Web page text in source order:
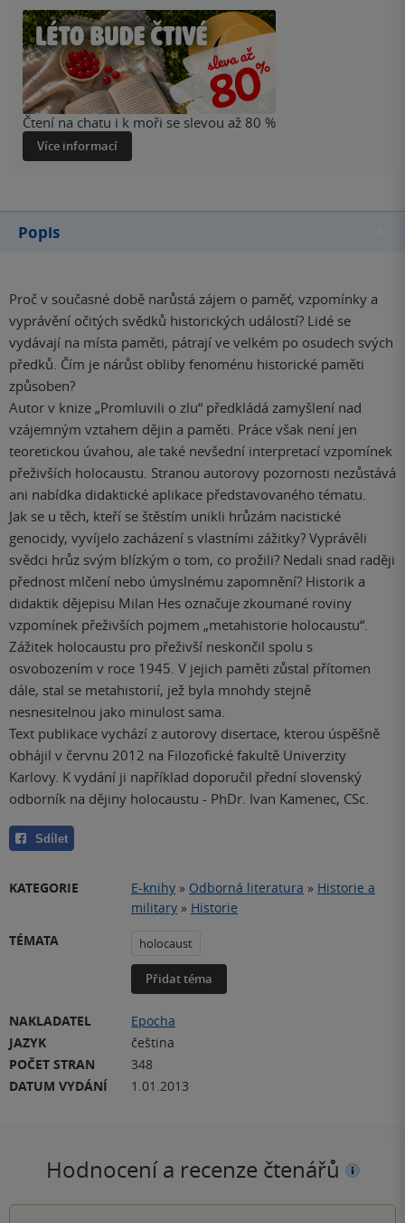
Čtení na chatu i k moři se slevou až 80 %
Více informací
Popis
Proč v současné době narůstá zájem o paměť, vzpomínky a
vyprávění očitých svědků historických událostí? Lidé se
vydávají na místa paměti, pátrají ve velkém po osudech svých
předků. Čím je nárůst obliby fenoménu historické paměti
způsoben?
Autor v knize „Promluvili o zlu“ předkládá zamyšlení nad
vzájemným vztahem dějin a paměti. Práce však není jen
teoretickou úvahou, ale také nevšední interpretací vzpomínek
přeživších holocaustu. Stranou autorovy pozornosti nezůstává
ani nabídka didaktické aplikace představovaného tématu.
Jak se u těch, kteří se štěstím unikli hrůzám nacistické
genocidy, vyvíjelo zacházení s vlastními zážitky? Vyprávěli
svědci hrůz svým blízkým o tom, co prožili? Nedali snad raději
přednost mlčení nebo úmyslnému zapomnění? Historik a
didaktik dějepisu Milan Hes označuje zkoumané roviny
vzpomínek přeživších pojmem „metahistorie holocaustu“.
Zážitek holocaustu pro přeživší neskončil spolu s
osvobozením v roce 1945. V jejich paměti zůstal přítomen
dále, stal se metahistorií, jež byla mnohdy stejně
nesnesitelnou jako minulost sama.
Text publikace vychází z autorovy disertace, kterou úspěšně
obhájil v červnu 2012 na Filozofické fakultě Univerzity
Karlovy. K vydání ji například doporučil přední slovenský
odborník na dějiny holocaustu - PhDr. Ivan Kamenec, CSc.
Sdílet
KATEGORIE E-knihy » Odborná literatura » Historie a
military » Historie
TÉMATA
holocaust
Přidat téma
NAKLADATEL
Epocha
JAZYK
čeština
POČET STRAN
348
DATUM VYDÁNÍ
1.01.2013
Hodnocení a recenze čtenářů